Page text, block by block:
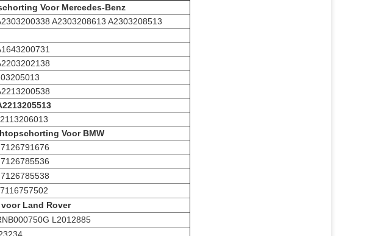
Voor Mercedes-Benz
A2303208613 A2303208513
Voor BMW
Land Rover
L2012885